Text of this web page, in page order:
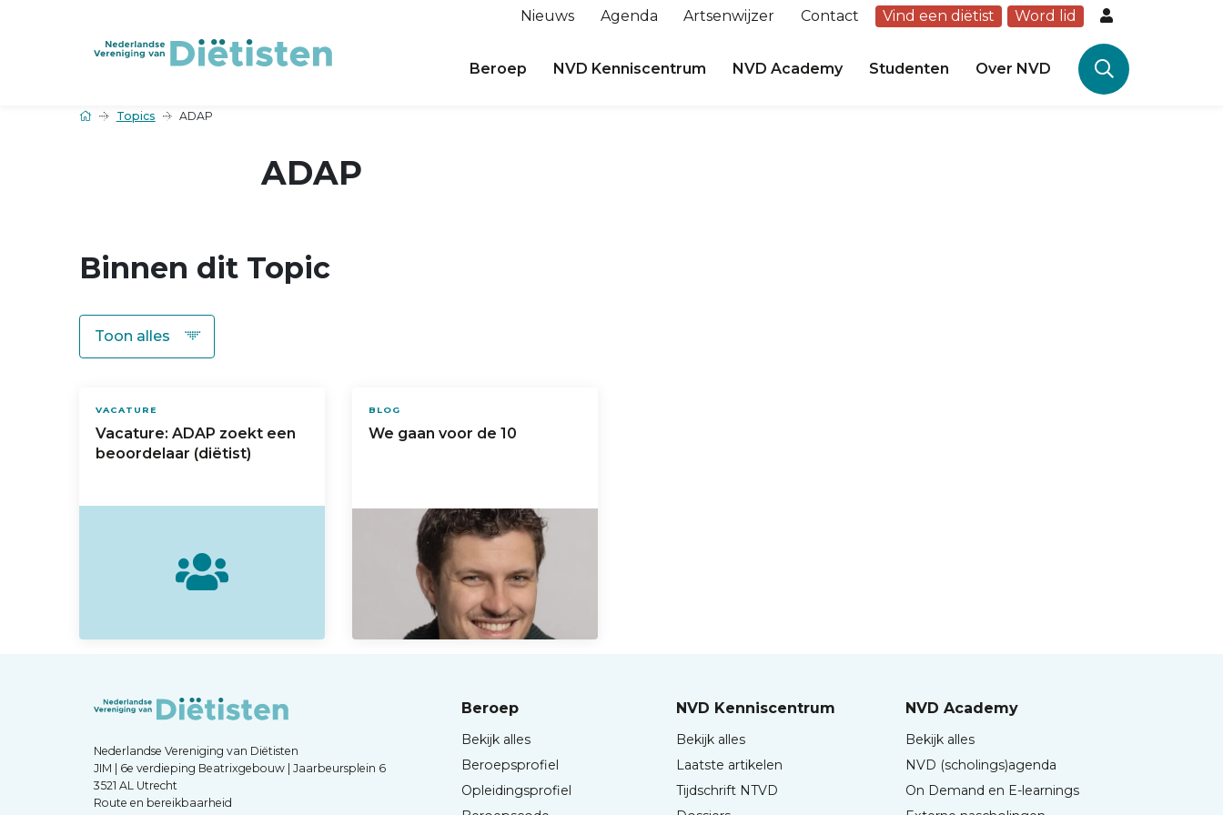
Nieuws Agenda Artsenwijzer Contact Vind een diëtist Word lid
Beroep NVD Kenniscentrum NVD Academy Studenten Over NVD
Topics ADAP
ADAP
Binnen dit Topic
VACATURE
Vacature: ADAP zoekt een
beoordelaar (diëtist)
BLOG
We gaan voor de 10
Nederlandse Vereniging van Diëtisten
JIM | 6e verdieping Beatrixgebouw | Jaarbeursplein 6
3521 AL Utrecht
Route en bereikbaarheid
Beroep
Bekijk alles
Beroepsprofiel
Opleidingsprofiel
NVD Kenniscentrum
Bekijk alles
Laatste artikelen
Tijdschrift NTVD
NVD Academy
Bekijk alles
NVD (scholings)agenda
On Demand en E-learnings